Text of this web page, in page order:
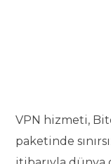
VPN hizmeti,
paketinde